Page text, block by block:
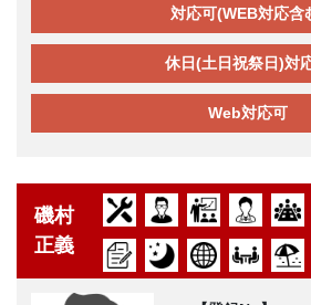
対応可(WEB対応含
休日(土日祝祭日)対
Web対応可
磯村
正義